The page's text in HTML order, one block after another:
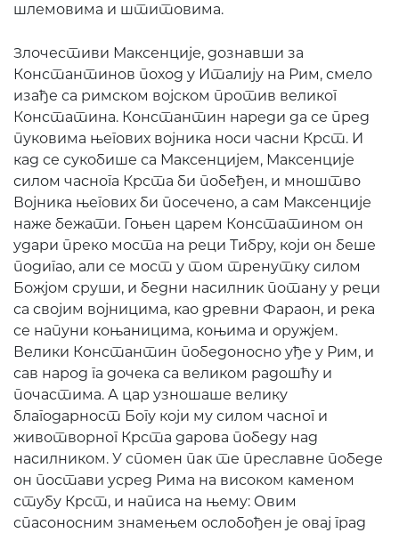
шлемовима и штитовима.
Злочестиви Максенције, дознавши за
Константинов поход у Италију на Рим, смело
изађе са римском војском против великог
Констатина. Константин нареди да се пред
пуковима његових војника носи часни Крст. И
кад се сукобише са Максенцијем, Максенције
силом часнога Крста би побеђен, и мноштво
Војника његових би посечено, а сам Максенције
наже бежати. Гоњен царем Констатином он
удари преко моста на реци Тибру, који он беше
подигао, али се мост у том тренутку силом
Божјом сруши, и бедни насилник потану у реци
са својим војницима, као древни Фараон, и река
се напуни коњаницима, коњима и оружјем.
Велики Константин победоносно уђе у Рим, и
сав народ га дочека са великом радошћу и
почастима. А цар узношаше велику
благодарност Богу који му силом часног и
животворног Крста дарова победу над
насилником. У спомен пак те преславне победе
он постави усред Рима на високом каменом
стубу Крст, и написа на њему: Овим
спасоносним знамењем ослобођен је овај град